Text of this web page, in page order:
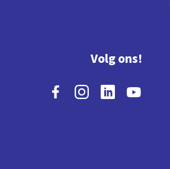
Volg ons!